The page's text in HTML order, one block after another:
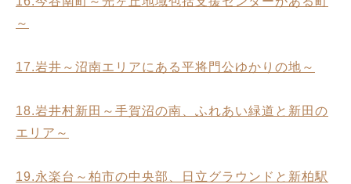
～
17.岩井～沼南エリアにある平将門公ゆかりの地～
18.岩井村新田～手賀沼の南、ふれあい緑道と新田の
エリア～
19.永楽台～柏市の中央部、日立グラウンドと新柏駅